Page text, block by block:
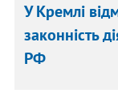
У Кремлі
законність
РФ